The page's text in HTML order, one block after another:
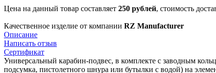
Цена на данный товар составляет 250 рублей, стоимость
Качественное изделие от компании RZ Manufacturer
Описание
Написать отзыв
Сертификат
Универсальный карабин-подвес, в комплекте с заводным
подсумка, пистолетного шнура или бутылки с водой) на